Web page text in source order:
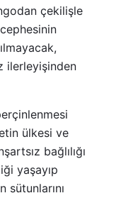
çekilişle
ilerleyişinden
ülkesi ve
bağlılığı
yaşayıp
sütunlarını